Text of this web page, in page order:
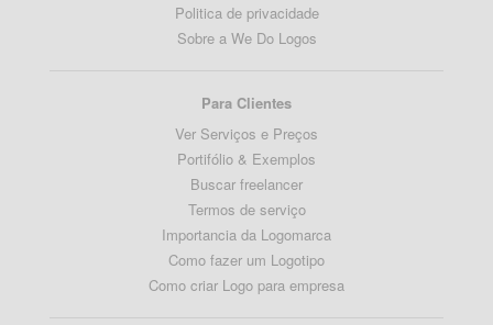
Politica de privacidade
Sobre a We Do Logos
Para Clientes
Ver Serviços e Preços
Portifólio & Exemplos
Buscar freelancer
Termos de serviço
Importancia da Logomarca
Como fazer um Logotipo
Como criar Logo para empresa